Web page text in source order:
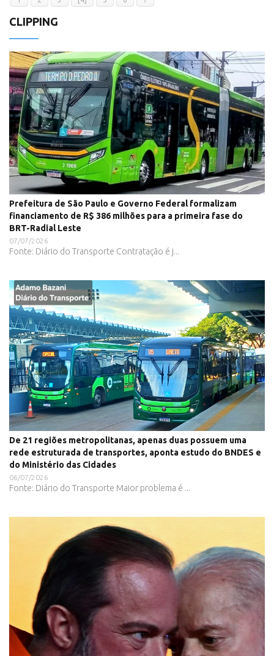
CLIPPING
Prefeitura de São Paulo e Governo Federal formalizam
financiamento de R$ 386 milhões para a primeira fase do
BRT-Radial Leste
07/07/2026
Fonte: Diário do Transporte Contratação é j...
De 21 regiões metropolitanas, apenas duas possuem uma
rede estruturada de transportes, aponta estudo do BNDES e
do Ministério das Cidades
06/07/2026
Fonte: Diário do Transporte Maior problema é ...